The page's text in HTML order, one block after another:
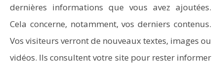
dernières informations que vous avez ajoutées.
Cela concerne, notamment, vos derniers contenus.
Vos visiteurs verront de nouveaux textes, images ou
vidéos. Ils consultent votre site pour rester informer